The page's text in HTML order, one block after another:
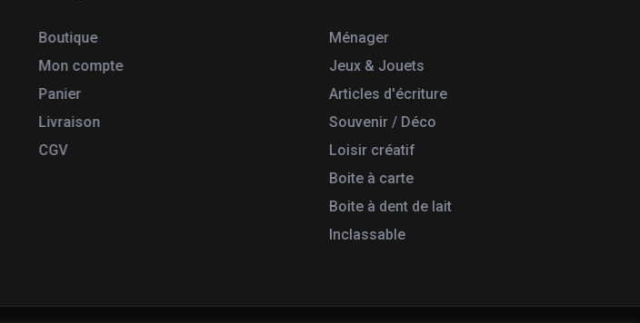
Boutique
Mon compte
Panier
Livraison
CGV
Ménager
Jeux & Jouets
Articles d'écriture
Souvenir / Déco
Loisir créatif
Boite à carte
Boite à dent de lait
Inclassable